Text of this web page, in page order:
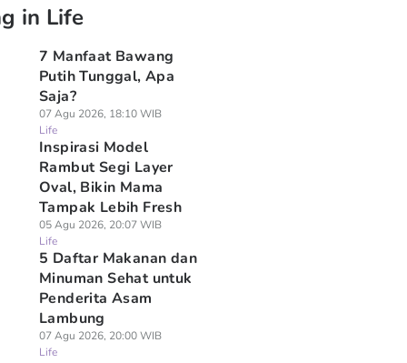
in Life
7 Manfaat Bawang
Putih Tunggal, Apa
Saja?
07 Agu 2026, 18:10 WIB
Life
Inspirasi Model
Rambut Segi Layer
Oval, Bikin Mama
Tampak Lebih Fresh
05 Agu 2026, 20:07 WIB
Life
5 Daftar Makanan dan
Minuman Sehat untuk
Penderita Asam
Lambung
07 Agu 2026, 20:00 WIB
Life